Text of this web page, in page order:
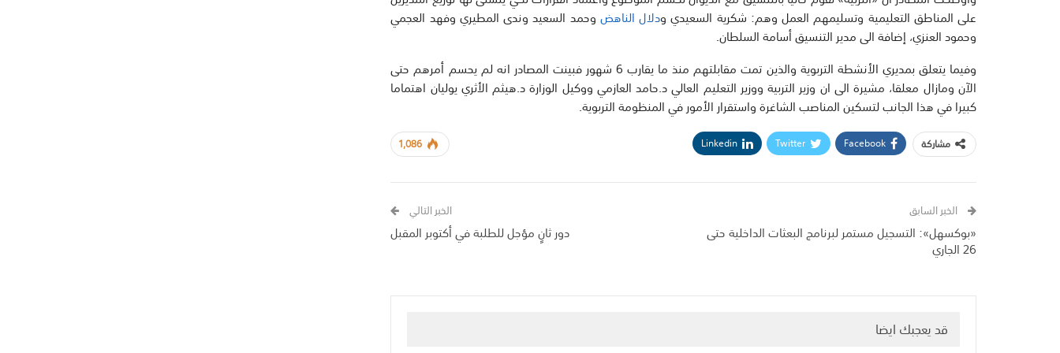
على المناطق التعليمية وتسليمهم العمل وهم: شكرية السعيدي ودلال الناهض وحمد السعيد وندى المطيري وفهد العجمي
وحمود العنزي، إضافة الى مدير التنسيق أسامة السلطان.
وفيما يتعلق بمديري الأنشطة التربوية والذين تمت مقابلتهم منذ ما يقارب 6 شهور فبينت المصادر انه لم يحسم أمرهم حتى
الآن ومازال معلقا، مشيرة الى ان وزير التربية ووزير التعليم العالي د.حامد العازمي ووكيل الوزارة د.هيثم الأثري يوليان اهتماما
كبيرا في هذا الجانب لتسكين المناصب الشاغرة واستقرار الأمور في المنظومة التربوية.
1,086 مشاركة Facebook
Twitter
Linkedin
الخبر السابق
«بوكسهل»: التسجيل مستمر لبرنامج البعثات الداخلية حتى
26 الجاري
الخبر التالي
دور ثانٍ مؤجل للطلبة في أكتوبر المقبل
قد يعجبك ايضا